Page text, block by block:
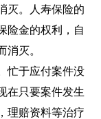
灭。人寿保险的
险金的权利，自
消灭。
忙于应付案件没
在只要案件发生
理赔资料等治疗